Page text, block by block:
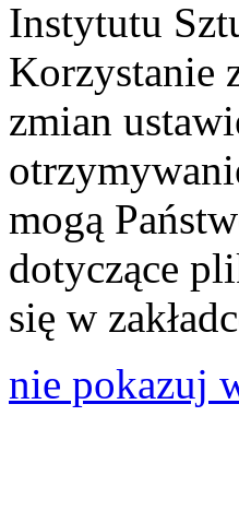
Instytutu
Korzystanie
zmian
mogą
dotyczące
się w
nie pokazuj